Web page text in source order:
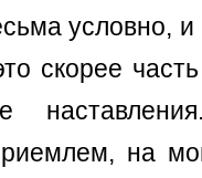
условно,
скорее
на